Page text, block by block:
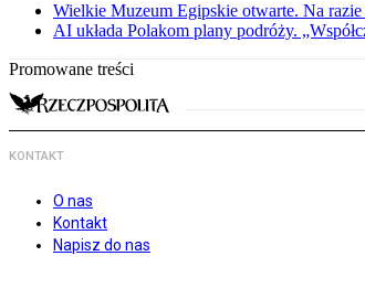
Wielkie Muzeum Egipskie otwarte. Na razie
AI układa Polakom plany podróży.
Promowane treści
KONTAKT
O nas
Kontakt
Napisz do nas